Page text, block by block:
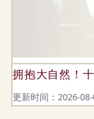
拥抱大自然！
更新时间：2026-08-